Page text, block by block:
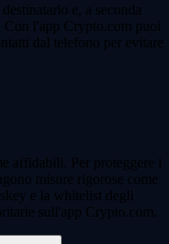
e, a seconda
l'app Crypto.com puoi
dal telefono per evitare
affidabili. Per proteggere i
misure rigorose come
e la whitelist degli
sull'app Crypto.com.